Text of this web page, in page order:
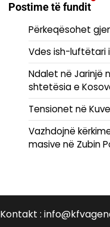
Postime të fundit
Përkeqësohet
Vdes ish-luftëtari i
Ndalet në Jarinjë
shtetësia e
Tensionet në
Vazhdojnë
masive në Zubin
Kontakt :